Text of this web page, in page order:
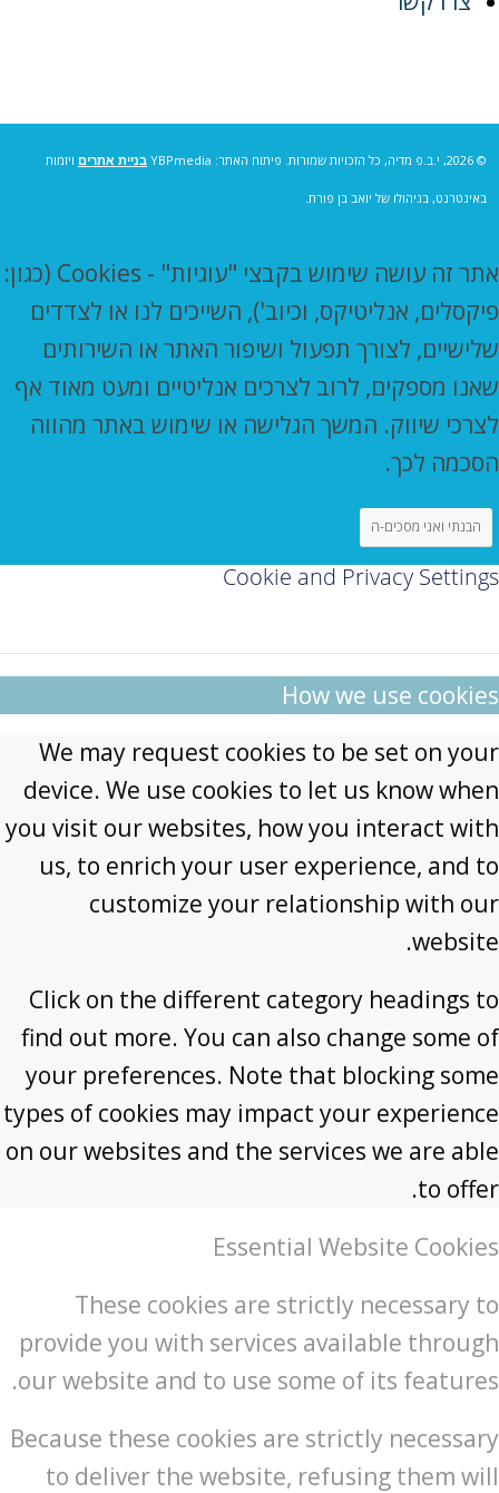
© 2026, י.ב.פ מדיה, כל הזכויות שמורות. פיתוח האתר: YBPmedia בניית אתרים ויזמות
באינטרנט, בניהולו של יואב בן פורת.
אתר זה עושה שימוש בקבצי "עוגיות" - Cookies (כגון:
פיקסלים, אנליטיקס, וכיוב'), השייכים לנו או לצדדים
שלישיים, לצורך תפעול ושיפור האתר או השירותים
שאנו מספקים, לרוב לצרכים אנליטיים ומעט מאוד אף
לצרכי שיווק. המשך הגלישה או שימוש באתר מהווה
הסכמה לכך.
הבנתי ואני מסכים-ה
Cookie and Privacy Settings
How we use cookies
We may request cookies to be set on your
device. We use cookies to let us know when
you visit our websites, how you interact with
us, to enrich your user experience, and to
customize your relationship with our
website.
Click on the different category headings to
find out more. You can also change some of
your preferences. Note that blocking some
types of cookies may impact your experience
on our websites and the services we are able
to offer.
Essential Website Cookies
These cookies are strictly necessary to
provide you with services available through
our website and to use some of its features.
Because these cookies are strictly necessary
to deliver the website, refusing them will